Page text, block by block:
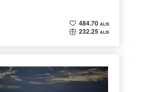
484.70 ALIS
232.25 ALIS